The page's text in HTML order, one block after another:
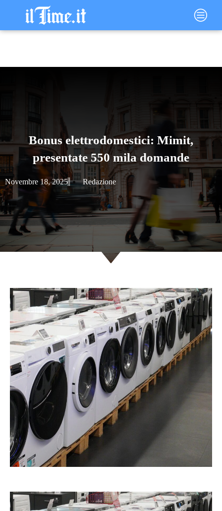
contenuto
Main
Menu
Bonus elettrodomestici: Mimit,
presentate 550 mila domande
Novembre 18, 2025 Redazione